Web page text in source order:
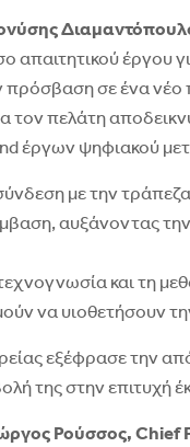
απαιτητικού έργου
πρόσβαση σε ένα νέο
τον πελάτη
έργων ψηφιακού
με την
αυξάνοντας
και τη
να υιοθετήσουν
εξέφρασε την
της στην
Ρούσσος, Chief